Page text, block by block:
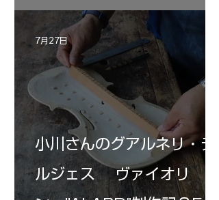
小川さんのグアルネリ・デ
ルジェス ヴァイオリ
7月27日